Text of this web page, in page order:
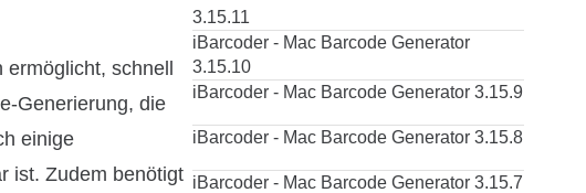
schnell
Generierung, die
einige
ist. Zudem benötigt
3.15.11
iBarcoder - Mac Barcode Generator
3.15.10
iBarcoder - Mac Barcode Generator 3.15.9
iBarcoder - Mac Barcode Generator 3.15.8
iBarcoder - Mac Barcode Generator 3.15.7